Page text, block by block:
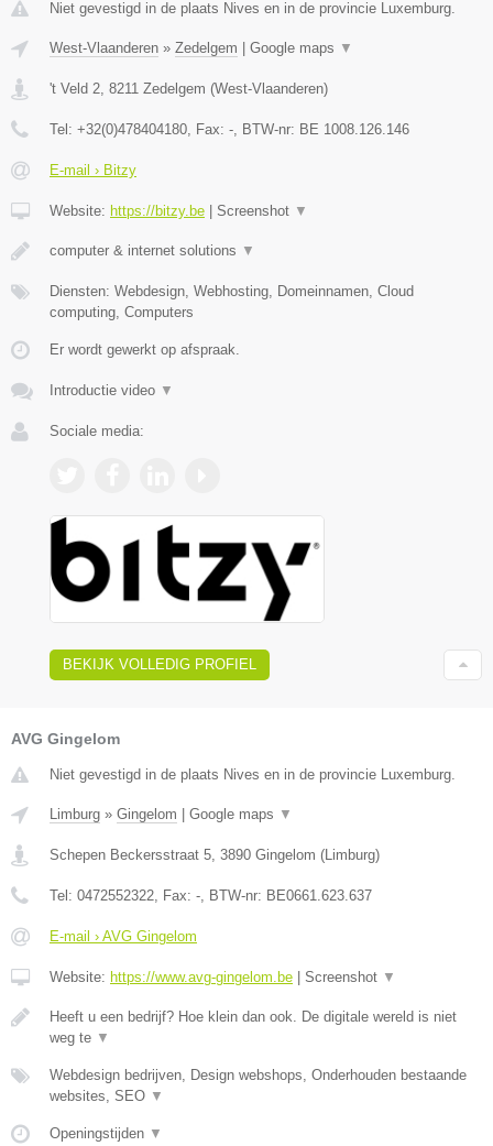
Niet gevestigd in de plaats Nives en in de provincie Luxemburg.
West-Vlaanderen » Zedelgem | Google maps ▼
't Veld 2 8211 Zedelgem (West-Vlaanderen)
Tel: +32(0)478404180 , Fax: - , BTW-nr: BE 1008.126.146
E-mail › Bitzy
Website: https://bitzy.be | Screenshot ▼
computer & internet solutions ▼
Diensten: Webdesign, Webhosting, Domeinnamen, Cloud
computing, Computers
Er wordt gewerkt op afspraak.
Introductie video ▼
Sociale media:
BEKIJK VOLLEDIG PROFIEL
AVG Gingelom
Niet gevestigd in de plaats Nives en in de provincie Luxemburg.
Limburg » Gingelom Google maps ▼
Schepen Beckersstraat 5 3890 Gingelom ( Limburg)
Tel: 0472552322 , Fax: - , BTW-nr: BE0661.623.637
E-mail › AVG Gingelom
Website: https://www.avg-gingelom.be Screenshot ▼
Heeft u een bedrijf? Hoe klein dan ook. De digitale wereld is niet
weg te ▼
Webdesign bedrijven, Design webshops, Onderhouden bestaande
websites, SEO ▼
Openingstijden ▼